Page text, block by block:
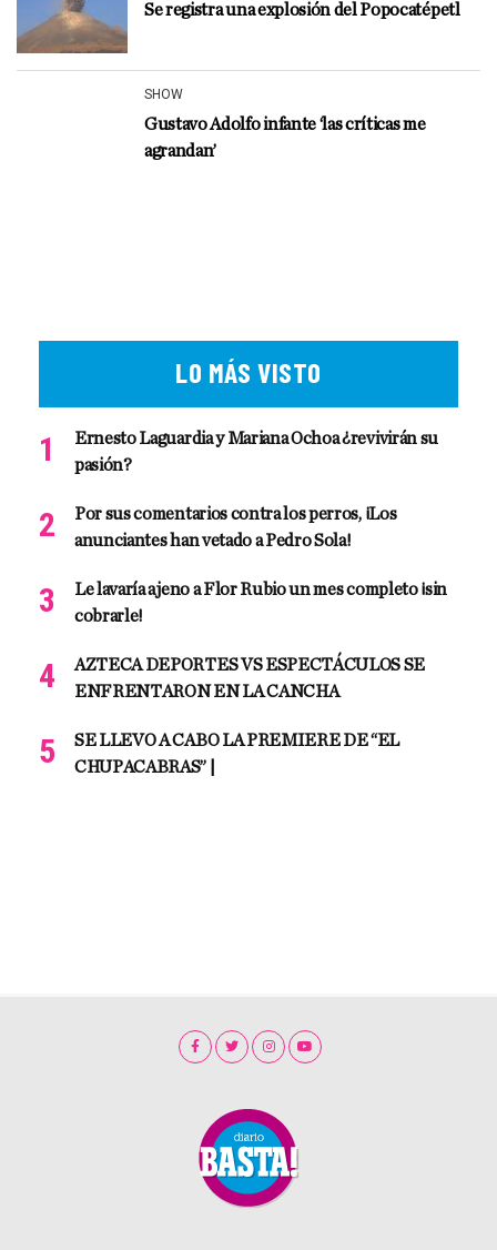
Se registra una explosión del Popocatépetl
SHOW
Gustavo Adolfo infante ‘las críticas me
agrandan’
LO MÁS VISTO
Ernesto Laguardia y Mariana Ochoa ¿revivirán su
pasión?
Por sus comentarios contra los perros, ¡Los
anunciantes han vetado a Pedro Sola!
Le lavaría ajeno a Flor Rubio un mes completo ¡sin
cobrarle!
AZTECA DEPORTES VS ESPECTÁCULOS SE
ENFRENTARON EN LA CANCHA
SE LLEVO A CABO LA PREMIERE DE “EL
CHUPACABRAS” |